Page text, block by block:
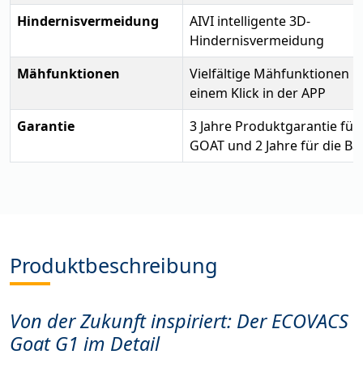
Hindernisvermeidung
AIVI intelligente 3D-
Hindernisvermeidung
Mähfunktionen
Vielfältige Mähfunktionen
einem Klick in der APP
Garantie
3 Jahre Produktgarantie für
GOAT und 2 Jahre für die
Produktbeschreibung
Von der Zukunft inspiriert: Der ECOVACS
Goat G1 im Detail